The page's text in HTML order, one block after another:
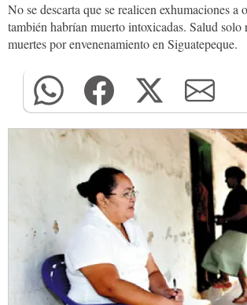
No se descarta que se realicen exhumaciones a
también habrían muerto intoxicadas. Salud solo
muertes por envenenamiento en Siguatepeque.